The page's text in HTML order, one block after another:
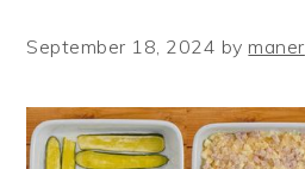
September 18, 2024 bymaner